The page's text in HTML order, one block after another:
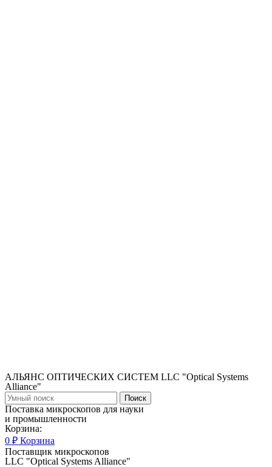
АЛЬЯНС ОПТИЧЕСКИХ СИСТЕМ LLC "Optical Systems
Alliance"
Поиск
Поставка микроскопов для науки
и промышленности
Корзина:
0 ₽ Корзина
Поставщик микроскопов
LLC "Optical Systems Alliance"